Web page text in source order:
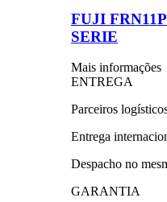
FUJI
SERIE
Mais informações
ENTREGA
Parceiros
Entrega
Despacho no
GARANTIA